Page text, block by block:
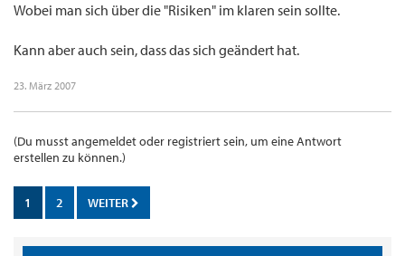
Wobei man sich über die "Risiken" im klaren sein sollte.
Kann aber auch sein, dass das sich geändert hat.
23. März 2007
(Du musst angemeldet oder registriert sein, um eine Antwort
erstellen zu können.)
1 2 WEITER